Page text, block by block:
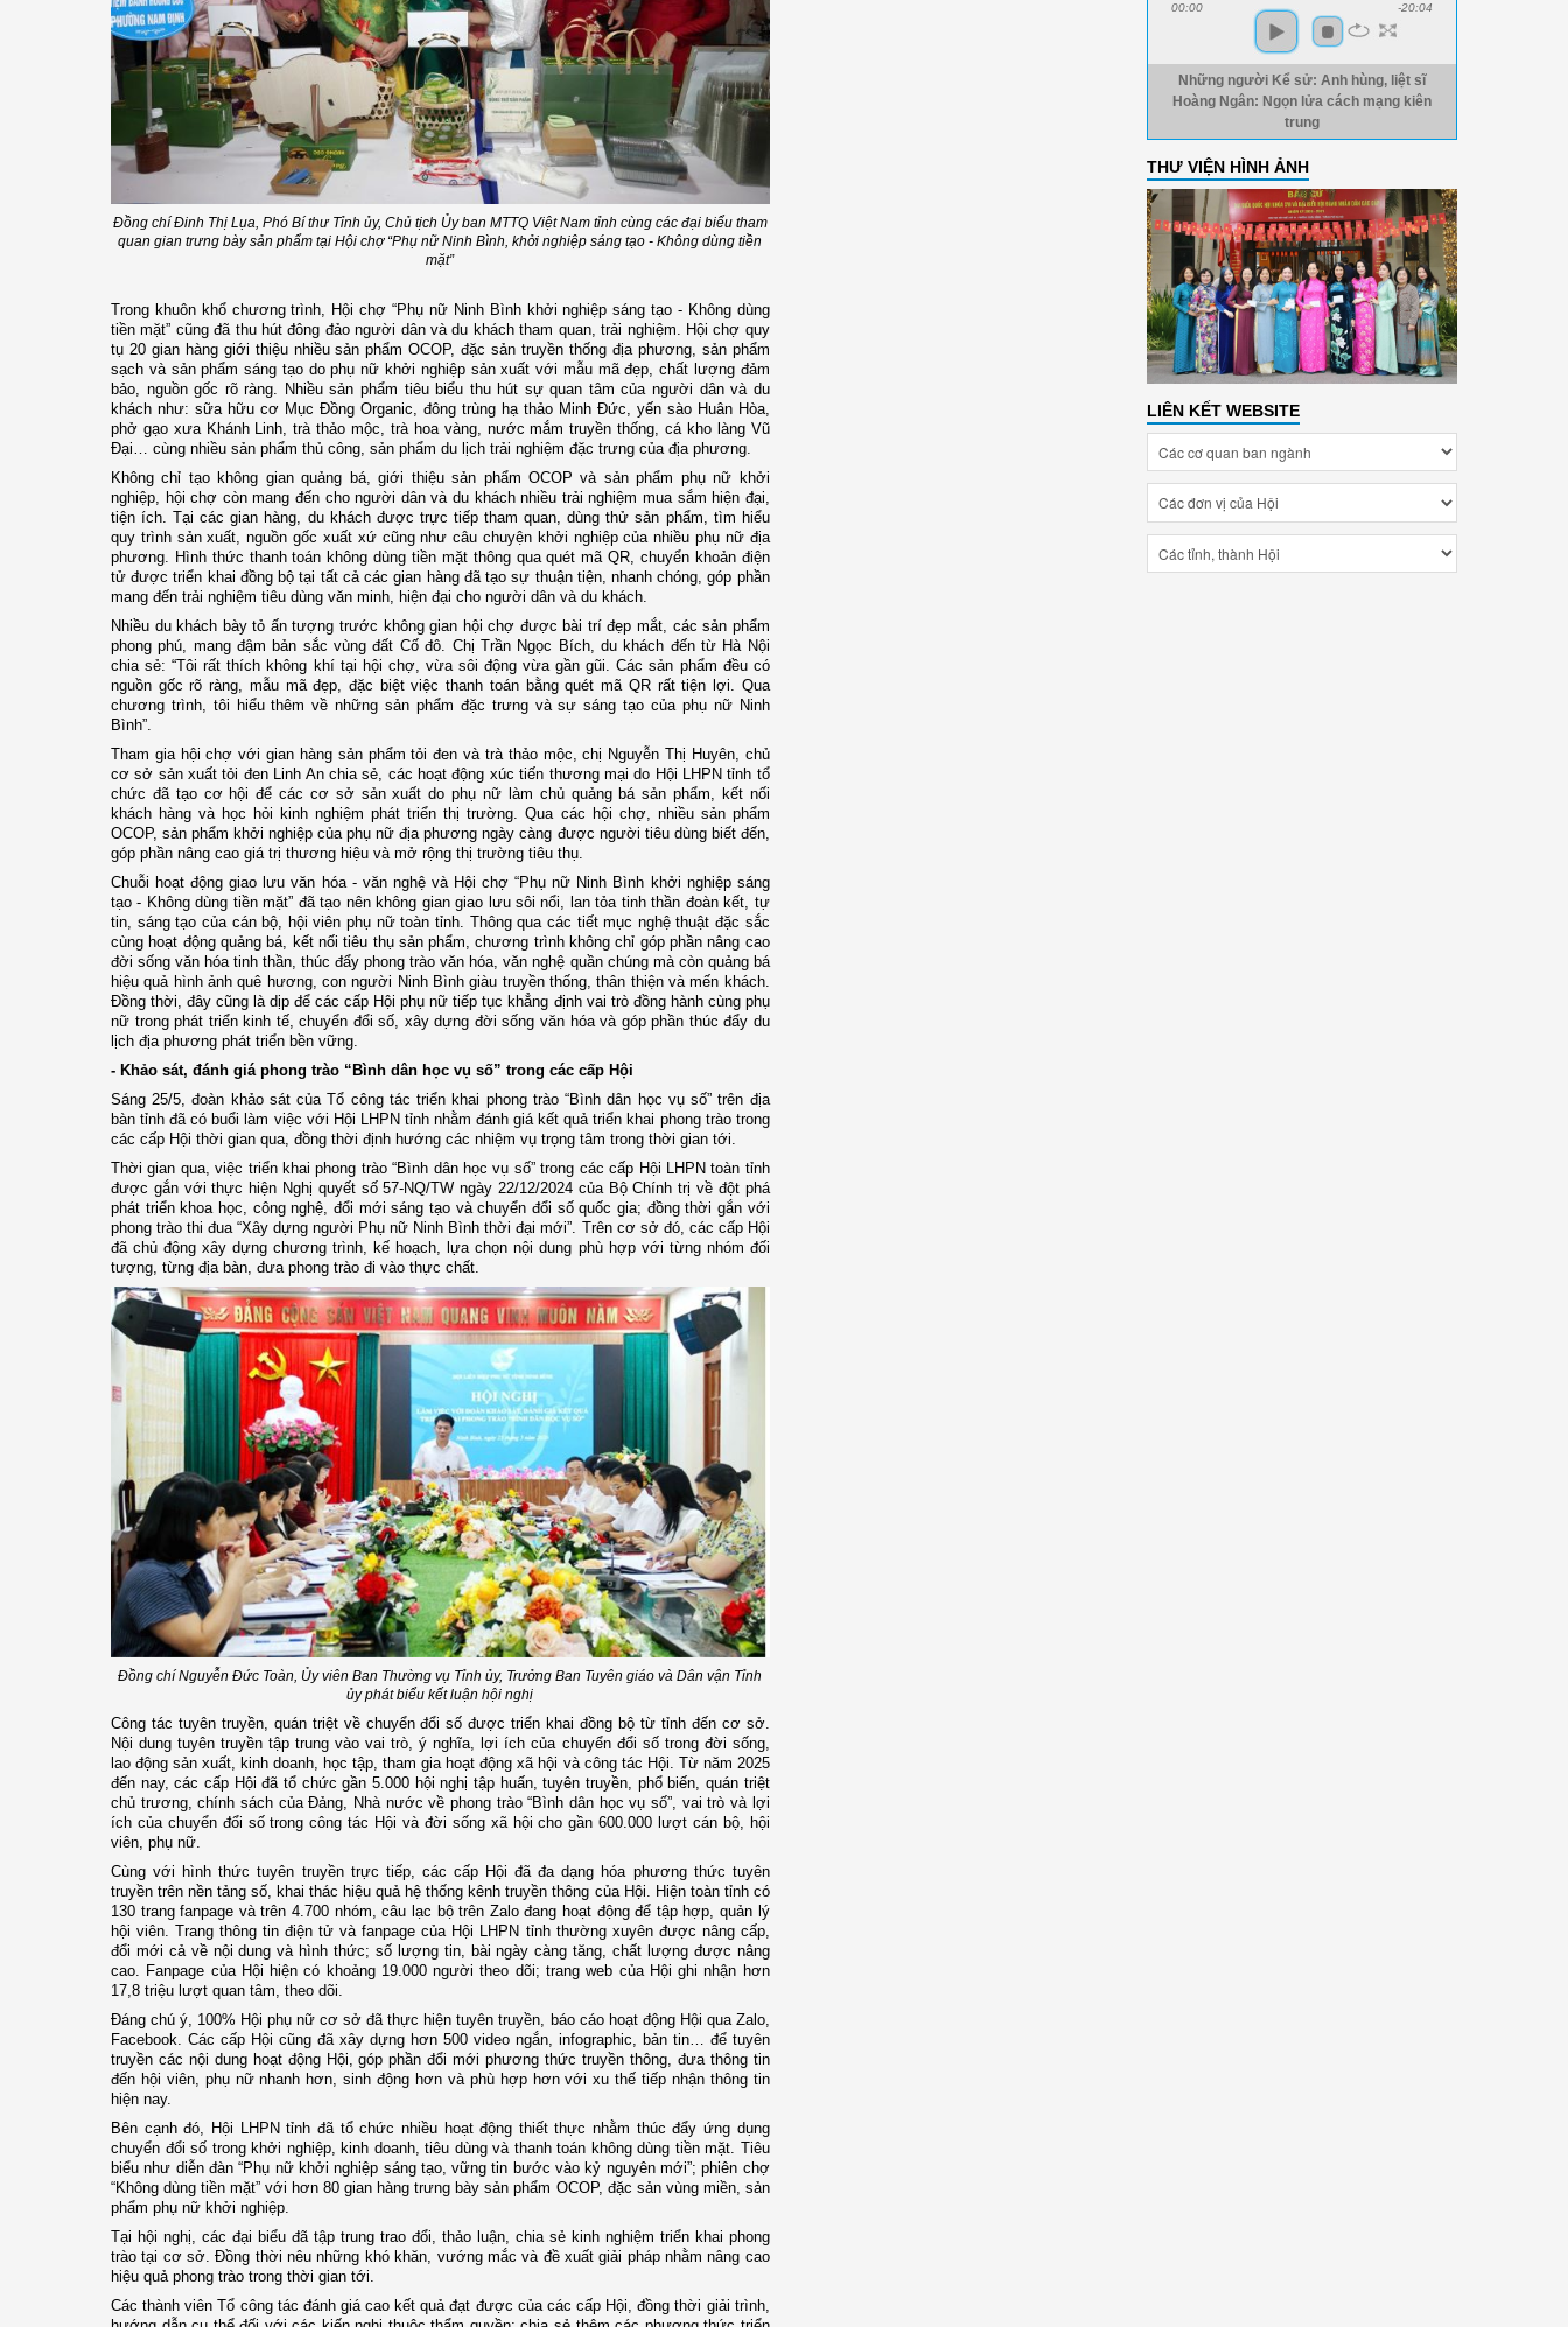
Đồng chí Đinh Thị Lụa, Phó Bí thư Tỉnh ủy, Chủ tịch Ủy ban MTTQ Việt Nam tỉnh cùng các đại biểu tham
quan gian trưng bày sản phẩm tại Hội chợ “Phụ nữ Ninh Bình, khởi nghiệp sáng tạo - Không dùng tiền
mặt”
Trong khuôn khổ chương trình, Hội chợ “Phụ nữ Ninh Bình khởi nghiệp sáng tạo - Không dùng
tiền mặt” cũng đã thu hút đông đảo người dân và du khách tham quan, trải nghiệm. Hội chợ quy
tụ 20 gian hàng giới thiệu nhiều sản phẩm OCOP, đặc sản truyền thống địa phương, sản phẩm
sạch và sản phẩm sáng tạo do phụ nữ khởi nghiệp sản xuất với mẫu mã đẹp, chất lượng đảm
bảo, nguồn gốc rõ ràng. Nhiều sản phẩm tiêu biểu thu hút sự quan tâm của người dân và du
khách như: sữa hữu cơ Mục Đồng Organic, đông trùng hạ thảo Minh Đức, yến sào Huân Hòa,
phở gạo xưa Khánh Linh, trà thảo mộc, trà hoa vàng, nước mắm truyền thống, cá kho làng Vũ
Đại… cùng nhiều sản phẩm thủ công, sản phẩm du lịch trải nghiệm đặc trưng của địa phương.
Không chỉ tạo không gian quảng bá, giới thiệu sản phẩm OCOP và sản phẩm phụ nữ khởi
nghiệp, hội chợ còn mang đến cho người dân và du khách nhiều trải nghiệm mua sắm hiện đại,
tiện ích. Tại các gian hàng, du khách được trực tiếp tham quan, dùng thử sản phẩm, tìm hiểu
quy trình sản xuất, nguồn gốc xuất xứ cũng như câu chuyện khởi nghiệp của nhiều phụ nữ địa
phương. Hình thức thanh toán không dùng tiền mặt thông qua quét mã QR, chuyển khoản điện
tử được triển khai đồng bộ tại tất cả các gian hàng đã tạo sự thuận tiện, nhanh chóng, góp phần
mang đến trải nghiệm tiêu dùng văn minh, hiện đại cho người dân và du khách.
Nhiều du khách bày tỏ ấn tượng trước không gian hội chợ được bài trí đẹp mắt, các sản phẩm
phong phú, mang đậm bản sắc vùng đất Cố đô. Chị Trần Ngọc Bích, du khách đến từ Hà Nội
chia sẻ: “Tôi rất thích không khí tại hội chợ, vừa sôi động vừa gần gũi. Các sản phẩm đều có
nguồn gốc rõ ràng, mẫu mã đẹp, đặc biệt việc thanh toán bằng quét mã QR rất tiện lợi. Qua
chương trình, tôi hiểu thêm về những sản phẩm đặc trưng và sự sáng tạo của phụ nữ Ninh
Bình”.
Tham gia hội chợ với gian hàng sản phẩm tỏi đen và trà thảo mộc, chị Nguyễn Thị Huyên, chủ
cơ sở sản xuất tỏi đen Linh An chia sẻ, các hoạt động xúc tiến thương mại do Hội LHPN tỉnh tổ
chức đã tạo cơ hội để các cơ sở sản xuất do phụ nữ làm chủ quảng bá sản phẩm, kết nối
khách hàng và học hỏi kinh nghiệm phát triển thị trường. Qua các hội chợ, nhiều sản phẩm
OCOP, sản phẩm khởi nghiệp của phụ nữ địa phương ngày càng được người tiêu dùng biết đến,
góp phần nâng cao giá trị thương hiệu và mở rộng thị trường tiêu thụ.
Chuỗi hoạt động giao lưu văn hóa - văn nghệ và Hội chợ “Phụ nữ Ninh Bình khởi nghiệp sáng
tạo - Không dùng tiền mặt” đã tạo nên không gian giao lưu sôi nổi, lan tỏa tinh thần đoàn kết, tự
tin, sáng tạo của cán bộ, hội viên phụ nữ toàn tỉnh. Thông qua các tiết mục nghệ thuật đặc sắc
cùng hoạt động quảng bá, kết nối tiêu thụ sản phẩm, chương trình không chỉ góp phần nâng cao
đời sống văn hóa tinh thần, thúc đẩy phong trào văn hóa, văn nghệ quần chúng mà còn quảng bá
hiệu quả hình ảnh quê hương, con người Ninh Bình giàu truyền thống, thân thiện và mến khách.
Đồng thời, đây cũng là dịp để các cấp Hội phụ nữ tiếp tục khẳng định vai trò đồng hành cùng phụ
nữ trong phát triển kinh tế, chuyển đổi số, xây dựng đời sống văn hóa và góp phần thúc đẩy du
lịch địa phương phát triển bền vững.
- Khảo sát, đánh giá phong trào “Bình dân học vụ số” trong các cấp Hội
Sáng 25/5, đoàn khảo sát của Tổ công tác triển khai phong trào “Bình dân học vụ số” trên địa
bàn tỉnh đã có buổi làm việc với Hội LHPN tỉnh nhằm đánh giá kết quả triển khai phong trào trong
các cấp Hội thời gian qua, đồng thời định hướng các nhiệm vụ trọng tâm trong thời gian tới.
Thời gian qua, việc triển khai phong trào “Bình dân học vụ số” trong các cấp Hội LHPN toàn tỉnh
được gắn với thực hiện Nghị quyết số 57-NQ/TW ngày 22/12/2024 của Bộ Chính trị về đột phá
phát triển khoa học, công nghệ, đổi mới sáng tạo và chuyển đổi số quốc gia; đồng thời gắn với
phong trào thi đua “Xây dựng người Phụ nữ Ninh Bình thời đại mới”. Trên cơ sở đó, các cấp Hội
đã chủ động xây dựng chương trình, kế hoạch, lựa chọn nội dung phù hợp với từng nhóm đối
tượng, từng địa bàn, đưa phong trào đi vào thực chất.
Đồng chí Nguyễn Đức Toàn, Ủy viên Ban Thường vụ Tỉnh ủy, Trưởng Ban Tuyên giáo và Dân vận Tỉnh
ủy phát biểu kết luận hội nghị
Công tác tuyên truyền, quán triệt về chuyển đổi số được triển khai đồng bộ từ tỉnh đến cơ sở.
Nội dung tuyên truyền tập trung vào vai trò, ý nghĩa, lợi ích của chuyển đổi số trong đời sống,
lao động sản xuất, kinh doanh, học tập, tham gia hoạt động xã hội và công tác Hội. Từ năm 2025
đến nay, các cấp Hội đã tổ chức gần 5.000 hội nghị tập huấn, tuyên truyền, phổ biến, quán triệt
chủ trương, chính sách của Đảng, Nhà nước về phong trào “Bình dân học vụ số”, vai trò và lợi
ích của chuyển đổi số trong công tác Hội và đời sống xã hội cho gần 600.000 lượt cán bộ, hội
viên, phụ nữ.
Cùng với hình thức tuyên truyền trực tiếp, các cấp Hội đã đa dạng hóa phương thức tuyên
truyền trên nền tảng số, khai thác hiệu quả hệ thống kênh truyền thông của Hội. Hiện toàn tỉnh có
130 trang fanpage và trên 4.700 nhóm, câu lạc bộ trên Zalo đang hoạt động để tập hợp, quản lý
hội viên. Trang thông tin điện tử và fanpage của Hội LHPN tỉnh thường xuyên được nâng cấp,
đổi mới cả về nội dung và hình thức; số lượng tin, bài ngày càng tăng, chất lượng được nâng
cao. Fanpage của Hội hiện có khoảng 19.000 người theo dõi; trang web của Hội ghi nhận hơn
17,8 triệu lượt quan tâm, theo dõi.
Đáng chú ý, 100% Hội phụ nữ cơ sở đã thực hiện tuyên truyền, báo cáo hoạt động Hội qua Zalo,
Facebook. Các cấp Hội cũng đã xây dựng hơn 500 video ngắn, infographic, bản tin… để tuyên
truyền các nội dung hoạt động Hội, góp phần đổi mới phương thức truyền thông, đưa thông tin
đến hội viên, phụ nữ nhanh hơn, sinh động hơn và phù hợp hơn với xu thế tiếp nhận thông tin
hiện nay.
Bên cạnh đó, Hội LHPN tỉnh đã tổ chức nhiều hoạt động thiết thực nhằm thúc đẩy ứng dụng
chuyển đổi số trong khởi nghiệp, kinh doanh, tiêu dùng và thanh toán không dùng tiền mặt. Tiêu
biểu như diễn đàn “Phụ nữ khởi nghiệp sáng tạo, vững tin bước vào kỷ nguyên mới”; phiên chợ
“Không dùng tiền mặt” với hơn 80 gian hàng trưng bày sản phẩm OCOP, đặc sản vùng miền, sản
phẩm phụ nữ khởi nghiệp.
Tại hội nghị, các đại biểu đã tập trung trao đổi, thảo luận, chia sẻ kinh nghiệm triển khai phong
trào tại cơ sở. Đồng thời nêu những khó khăn, vướng mắc và đề xuất giải pháp nhằm nâng cao
hiệu quả phong trào trong thời gian tới.
Các thành viên Tổ công tác đánh giá cao kết quả đạt được của các cấp Hội, đồng thời giải trình,
00:00 -20:04
Những người Kể sử: Anh hùng, liệt sĩ
Hoàng Ngân: Ngọn lửa cách mạng kiên
trung
THƯ VIỆN HÌNH ẢNH
LIÊN KẾT WEBSITE